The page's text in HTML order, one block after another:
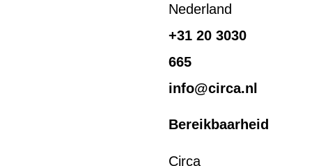
Nederland
+31 20 3030
665
info@circa.nl
Bereikbaarheid
Circa